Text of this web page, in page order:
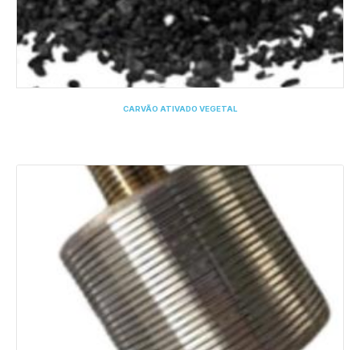
CARVÃO ATIVADO VEGETAL